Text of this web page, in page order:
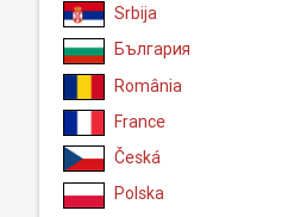
Srbija
България
România
France
Česká
Polska